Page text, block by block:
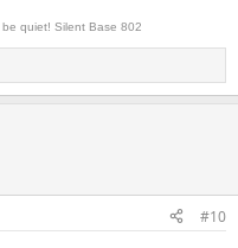
be quiet! Silent Base 802
#10